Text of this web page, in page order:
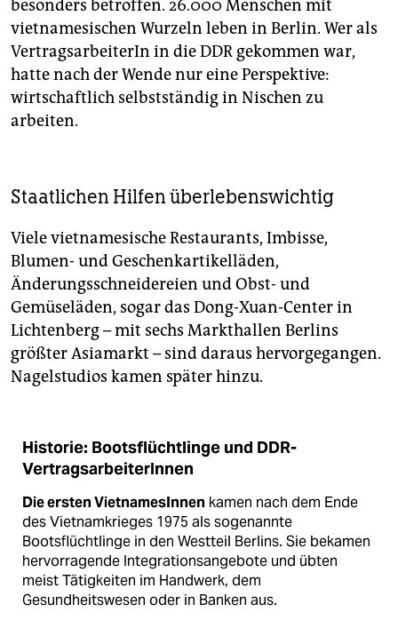
besonders betroffen. 26.000 Menschen mit
vietnamesischen Wurzeln leben in Berlin. Wer als
VertragsarbeiterIn in die DDR gekommen war,
hatte nach der Wende nur eine Perspektive:
wirtschaftlich selbstständig in Nischen zu
arbeiten.
Staatlichen Hilfen überlebenswichtig
Viele vietnamesische Restaurants, Imbisse,
Blumen- und Geschenkartikelläden,
Änderungsschneidereien und Obst- und
Gemüseläden, sogar das Dong-Xuan-Center in
Lichtenberg – mit sechs Markthallen Berlins
größter Asiamarkt – sind daraus hervorgegangen.
Nagelstudios kamen später hinzu.
Historie: Bootsflüchtlinge und DDR-
VertragsarbeiterInnen
Die ersten VietnamesInnen kamen nach dem Ende
des Vietnamkrieges 1975 als sogenannte
Bootsflüchtlinge in den Westteil Berlins. Sie bekamen
hervorragende Integrationsangebote und übten
meist Tätigkeiten im Handwerk, dem
Gesundheitswesen oder in Banken aus.